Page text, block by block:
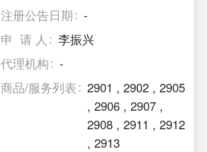
注册公告日期
-
申 请 人
李振兴
代理机构
-
商品/服务列表
2901 ,2902 ,2905
,2906 ,2907 ,
2908 ,2911 ,2912
,2913